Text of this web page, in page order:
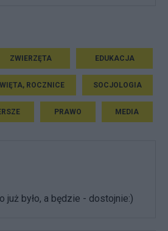
ZWIERZĘTA EDUKACJA
ROCZNICE SOCJOLOGIA
PRAWO MEDIA
już było, a będzie - dostojnie:)